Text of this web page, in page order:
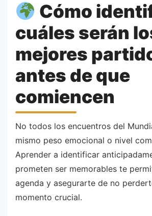
Cómo
cuáles serán
mejores
antes de que
comiencen
No todos los encuentros del
mismo peso emocional o nivel
Aprender a identificar
prometen ser memorables te
agenda y asegurarte de no
momento crucial.